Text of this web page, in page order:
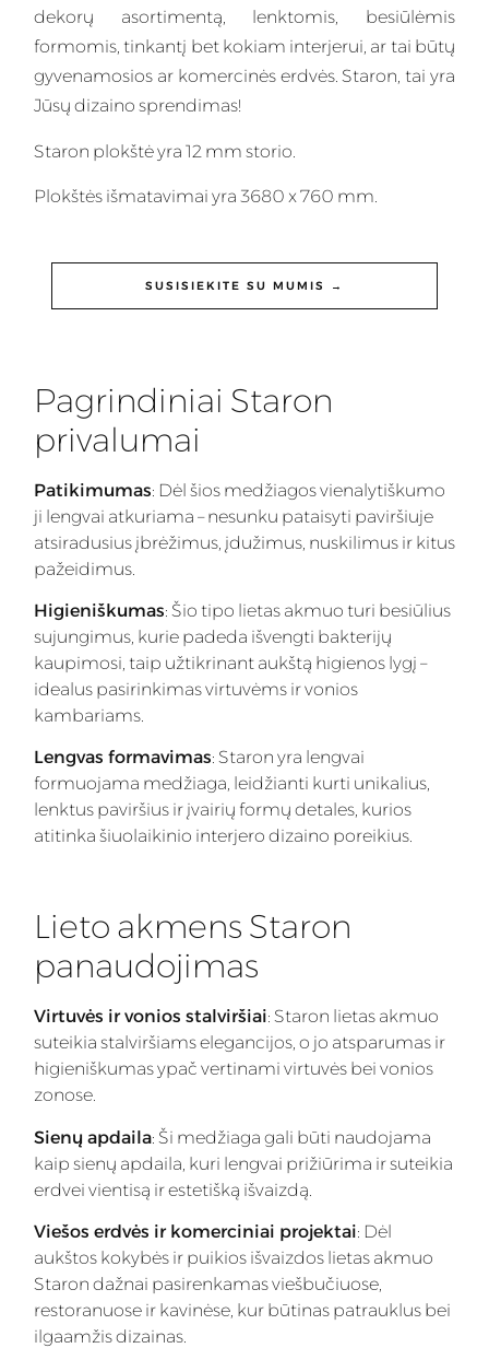
dekorų asortimentą, lenktomis, besiūlėmis
formomis, tinkantį bet kokiam interjerui, ar tai būtų
gyvenamosios ar komercinės erdvės. Staron, tai yra
Jūsų dizaino sprendimas!
Staron plokštė yra 12 mm storio.
Plokštės išmatavimai yra 3680 x 760 mm.
SUSISIEKITE SU MUMIS →
Pagrindiniai Staron
privalumai
Patikimumas: Dėl šios medžiagos vienalytiškumo
ji lengvai atkuriama – nesunku pataisyti paviršiuje
atsiradusius įbrėžimus, įdužimus, nuskilimus ir kitus
pažeidimus.
Higieniškumas: Šio tipo lietas akmuo turi besiūlius
sujungimus, kurie padeda išvengti bakterijų
kaupimosi, taip užtikrinant aukštą higienos lygį –
idealus pasirinkimas virtuvėms ir vonios
kambariams.
Lengvas formavimas: Staron yra lengvai
formuojama medžiaga, leidžianti kurti unikalius,
lenktus paviršius ir įvairių formų detales, kurios
atitinka šiuolaikinio interjero dizaino poreikius.
Lieto akmens Staron
panaudojimas
Virtuvės ir vonios stalviršiai: Staron lietas akmuo
suteikia stalviršiams elegancijos, o jo atsparumas ir
higieniškumas ypač vertinami virtuvės bei vonios
zonose.
Sienų apdaila: Ši medžiaga gali būti naudojama
kaip sienų apdaila, kuri lengvai prižiūrima ir suteikia
erdvei vientisą ir estetišką išvaizdą.
Viešos erdvės ir komerciniai projektai: Dėl
aukštos kokybės ir puikios išvaizdos lietas akmuo
Staron dažnai pasirenkamas viešbučiuose,
restoranuose ir kavinėse, kur būtinas patrauklus bei
ilgaamžis dizainas.